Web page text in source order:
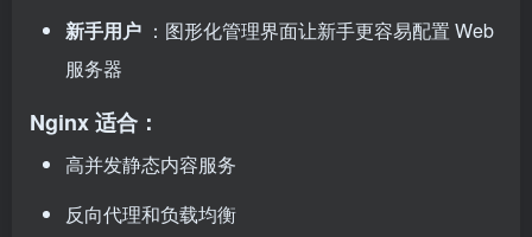
新手用户 ：图形化管理界面让新手更容易配置 Web
服务器
Nginx 适合：
高并发静态内容服务
反向代理和负载均衡